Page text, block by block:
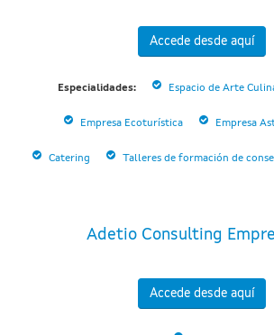
Accede desde aquí
Especialidades: Espacio de Arte
Empresa Ecoturística Empresa
Catering Talleres de formación de
Adetio Consulting
Accede desde aquí